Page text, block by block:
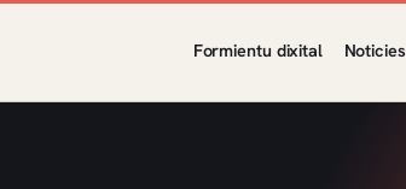
Formientu dixital Noticies